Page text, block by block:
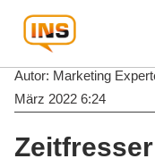
Autor: Marketing
März 2022 6:24